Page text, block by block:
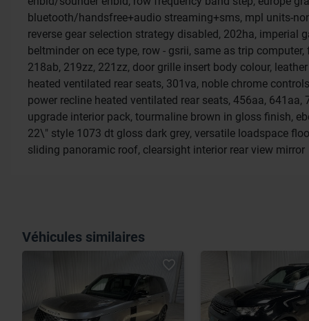
bluetooth/handsfree+audio streaming+sms, mpl units-
reverse gear selection strategy disabled, 202ha, imperial
beltminder on ece type, row - gsrii, same as trip
218ab, 219zz, 221zz, door grille insert body colour,
heated ventilated rear seats, 301va, noble chrome
power recline heated ventilated rear seats, 456aa,
upgrade interior pack, tourmaline brown in gloss finish,
22\" style 1073 dt gloss dark grey, versatile loadspace
sliding panoramic roof, clearsight interior rear view mirror
Véhicules similaires